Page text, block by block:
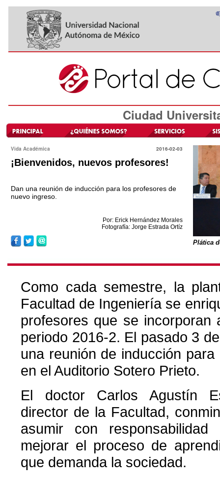
Ciudad
Vida Académica 2016-02-03
¡Bienvenidos, nuevos profesores!
Dan una reunión de inducción para los profesores de
nuevo ingreso.
Por: Erick Hernández Morales
Fotografía: Jorge Estrada Ortíz
Plática
Como cada semestre, la
Facultad de Ingeniería se
profesores que se incorporan
periodo 2016-2. El pasado 3
una reunión de inducción
en el Auditorio Sotero Prieto.
El doctor Carlos Agustín
director de la Facultad,
asumir con
mejorar el proceso de
que demanda la sociedad.